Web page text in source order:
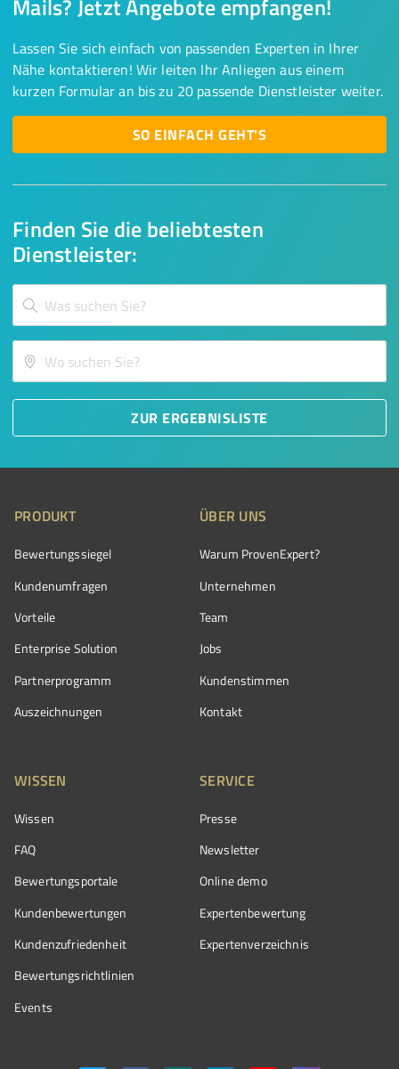
Finden Sie die beliebtesten
Dienstleister:
ZUR ERGEBNISLISTE
Mails? Jetzt Angebote empfangen!
Lassen Sie sich einfach von passenden Experten in Ihrer
Nähe kontaktieren! Wir leiten Ihr Anliegen aus einem
kurzen Formular an bis zu 20 passende Dienstleister weiter.
SO EINFACH GEHT'S
PRODUKT
Bewertungssiegel
Kundenumfragen
Vorteile
Enterprise Solution
Partnerprogramm
Auszeichnungen
ÜBER UNS
Warum ProvenExpert?
Unternehmen
Team
Jobs
Kundenstimmen
Kontakt
WISSEN
Wissen
FAQ
Bewertungsportale
Kundenbewertungen
Kundenzufriedenheit
Bewertungs­richtlinien
Events
SERVICE
Presse
Newsletter
Online demo
Expertenbewertung
Expertenverzeichnis